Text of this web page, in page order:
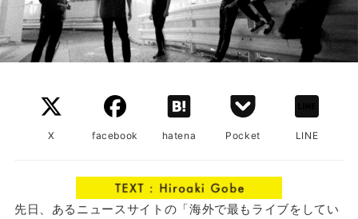
X facebook hatena Pocket LINE
先日、あるニュースサイトの「海外で最もライブをしてい